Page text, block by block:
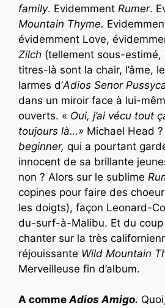
family. Evidemment Rumer.
Mountain Thyme.
évidemment Love,
Zilch (tellement sous-estimé,
titres-là sont la chair, l’âme,
larmes d’Adios Senor
dans un miroir face à lui-
ouverts. « Oui, j’ai vécu tout
toujours là…» Michael Head ?
beginner, qui a pourtant
innocent de sa brillante
non ? Alors sur le sublime
copines pour faire des
les doigts), façon Leonard-
du-surf-à-Malibu. Et du
chanter sur la très
réjouissante Wild Mountain
Merveilleuse fin d’album.
A commeAdios Amigo.